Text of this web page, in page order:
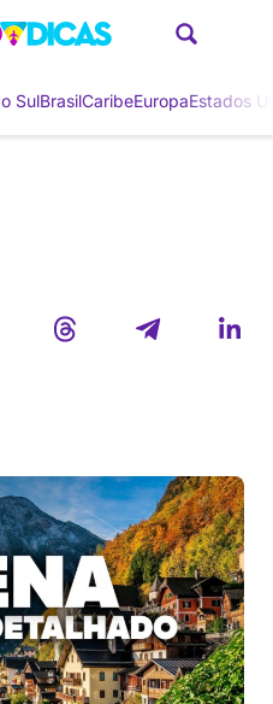
SulBrasilCaribeEuropaEstados